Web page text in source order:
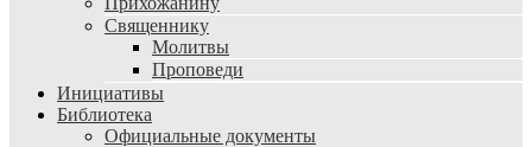
Священнику
Молитвы
Проповеди
Инициативы
Библиотека
Официальные документы